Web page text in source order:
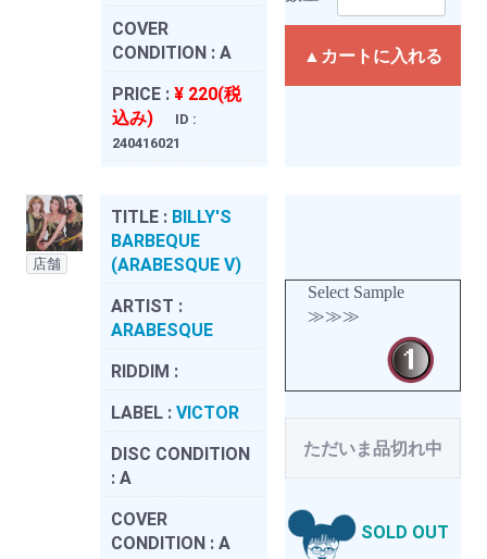
COVER
CONDITION : A
PRICE : ¥ 220(税
込み)
ID :
240416021
▲カートに入れる
店舗
TITLE : BILLY'S
BARBEQUE
(ARABESQUE V)
ARTIST :
ARABESQUE
RIDDIM :
LABEL : VICTOR
DISC CONDITION
: A
COVER
CONDITION : A
Select Sample
≫≫≫
ただいま品切れ中
SOLD OUT